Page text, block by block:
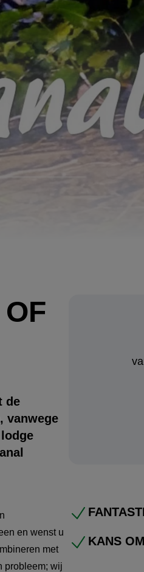
de
vanwege
en wenst u
met
probleem; wij
KANS